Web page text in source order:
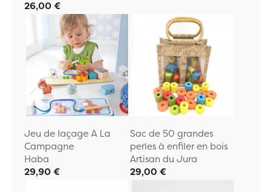
26,00 €
Jeu de laçage A La
Campagne
Haba
29,90 €
Sac de 50 grandes
perles à enfiler en bois
Artisan du Jura
29,00 €